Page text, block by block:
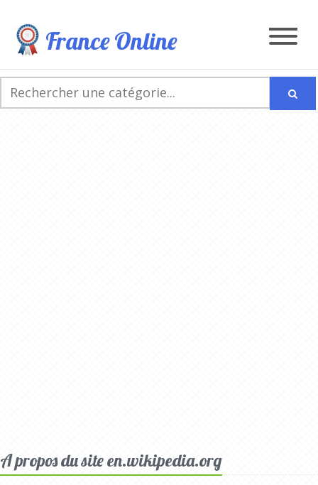
France Online
A propos du site en.wikipedia.org